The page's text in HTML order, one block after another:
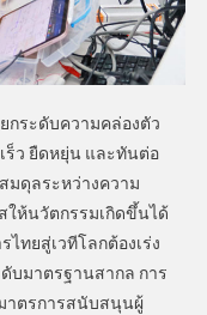
ระดับความคล่องตัว
ร็ว ยืดหยุ่น และทันต่อ
มดุลระหว่างความ
ให้นวัตกรรมเกิดขึ้นได้
ทยสู่เวทีโลกต้องเร่ง
บมาตรฐานสากล การ
าตรการสนับสนุนผู้